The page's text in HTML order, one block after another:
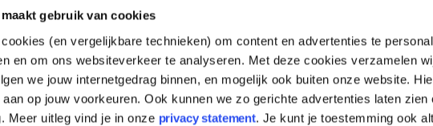
maakt gebruik van cookies
(en vergelijkbare technieken) om content en advertenties te
en om ons websiteverkeer te analyseren. Met deze cookies verzamelen
we jouw internetgedrag binnen, en mogelijk ook buiten onze website.
op jouw voorkeuren. Ook kunnen we zo gerichte advertenties laten
Meer uitleg vind je in onze privacy statement. Je kunt je toestemming ook